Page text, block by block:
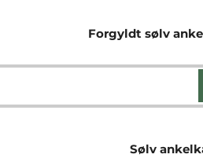
Forgyldt sølv
Sølv